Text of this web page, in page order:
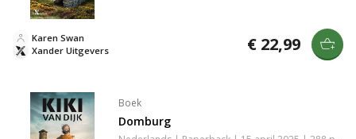
Xander Uitgevers
Karen Swan € 22,99
Boek
Domburg